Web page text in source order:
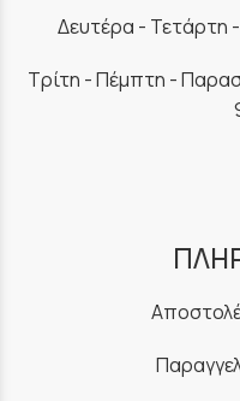
Δευτέρα - Τετάρτη
Τρίτη - Πέμπτη -